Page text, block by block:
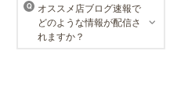
Q
オススメ店ブログ速報で
どのような情報が配信さ
れますか？